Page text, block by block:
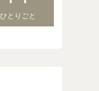
ひとりごと